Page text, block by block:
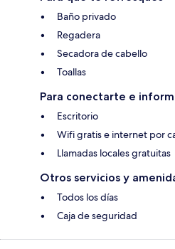
Baño privado
Regadera
Secadora de cabello
Toallas
Para conectarte e
Escritorio
Wifi gratis e internet por
Llamadas locales gratuitas
Otros servicios y
Todos los días
Caja de seguridad